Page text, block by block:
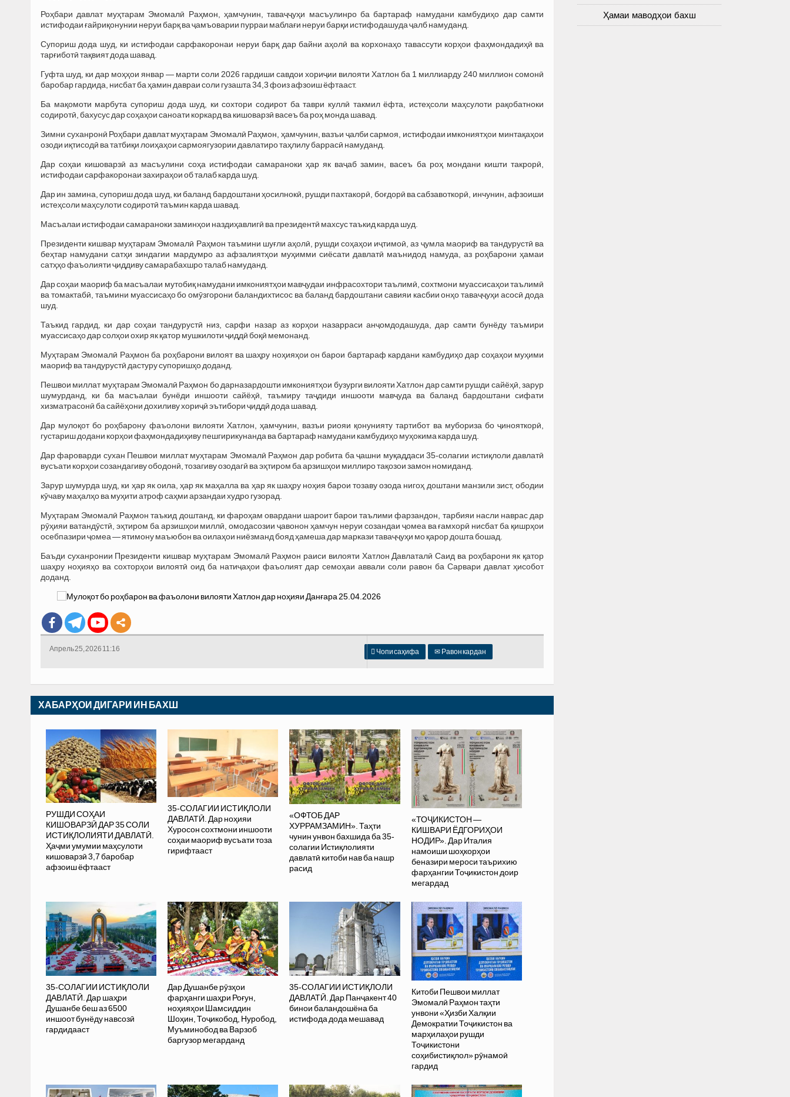
Роҳбари давлат муҳтарам Эмомалӣ Раҳмон, ҳамчунин, таваҷҷуҳи масъулинро ба бартараф намудани камбудиҳо дар самти
истифодаи ғайриқонунии неруи барқ ва ҷамъоварии пурраи маблағи неруи барқи истифодашуда ҷалб намуданд.
Супориш дода шуд, ки истифодаи сарфакоронаи неруи барқ дар байни аҳолӣ ва корхонаҳо тавассути корҳои фаҳмондадиҳӣ ва
тарғиботӣ тақвият дода шавад.
Гуфта шуд, ки дар моҳҳои январ — марти соли 2026 гардиши савдои хориҷии вилояти Хатлон ба 1 миллиарду 240 миллион сомонӣ
баробар гардида, нисбат ба ҳамин давраи соли гузашта 34,3 фоиз афзоиш ёфтааст.
Ба мақомоти марбута супориш дода шуд, ки сохтори содирот ба таври куллӣ такмил ёфта, истеҳсоли маҳсулоти рақобатноки
содиротӣ, бахусус дар соҳаҳои саноати коркард ва кишоварзӣ васеъ ба роҳ монда шавад.
Зимни суханронӣ Роҳбари давлат муҳтарам Эмомалӣ Раҳмон, ҳамчунин, вазъи ҷалби сармоя, истифодаи имкониятҳои минтақаҳои
озоди иқтисодӣ ва татбиқи лоиҳаҳои сармоягузории давлатиро таҳлилу баррасӣ намуданд.
Дар соҳаи кишоварзӣ аз масъулини соҳа истифодаи самараноки ҳар як ваҷаб замин, васеъ ба роҳ мондани кишти такрорӣ,
истифодаи сарфакоронаи захираҳои об талаб карда шуд.
Дар ин замина, супориш дода шуд, ки баланд бардоштани ҳосилнокӣ, рушди пахтакорӣ, боғдорӣ ва сабзавоткорӣ, инчунин, афзоиши
истеҳсоли маҳсулоти содиротӣ таъмин карда шавад.
Масъалаи истифодаи самараноки заминҳои наздиҳавлигӣ ва президентӣ махсус таъкид карда шуд.
Президенти кишвар муҳтарам Эмомалӣ Раҳмон таъмини шуғли аҳолӣ, рушди соҳаҳои иҷтимоӣ, аз ҷумла маориф ва тандурустӣ ва
беҳтар намудани сатҳи зиндагии мардумро аз афзалиятҳои муҳимми сиёсати давлатӣ маънидод намуда, аз роҳбарони ҳамаи
сатҳҳо фаъолияти ҷиддиву самарабахшро талаб намуданд.
Дар соҳаи маориф ба масъалаи мутобиқ намудани имкониятҳои мавҷудаи инфрасохтори таълимӣ, сохтмони муассисаҳои таълимӣ
ва томактабӣ, таъмини муассисаҳо бо омӯзгорони баландихтисос ва баланд бардоштани савияи касбии онҳо таваҷҷуҳи асосӣ дода
шуд.
Таъкид гардид, ки дар соҳаи тандурустӣ низ, сарфи назар аз корҳои назарраси анҷомдодашуда, дар самти бунёду таъмири
муассисаҳо дар солҳои охир як қатор мушкилоти ҷиддӣ боқӣ мемонанд.
Муҳтарам Эмомалӣ Раҳмон ба роҳбарони вилоят ва шаҳру ноҳияҳои он барои бартараф кардани камбудиҳо дар соҳаҳои муҳими
маориф ва тандурустӣ дастуру супоришҳо доданд.
Пешвои миллат муҳтарам Эмомалӣ Раҳмон бо дарназардошти имкониятҳои бузурги вилояти Хатлон дар самти рушди сайёҳӣ, зарур
шумурданд, ки ба масъалаи бунёди иншооти сайёҳӣ, таъмиру таҷдиди иншооти мавҷуда ва баланд бардоштани сифати
хизматрасонӣ ба сайёҳони дохиливу хориҷӣ эътибори ҷиддӣ дода шавад.
Дар мулоқот бо роҳбарону фаъолони вилояти Хатлон, ҳамчунин, вазъи риояи қонунияту тартибот ва мубориза бо ҷинояткорӣ,
густариш додани корҳои фаҳмондадиҳиву пешгирикунанда ва бартараф намудани камбудиҳо муҳокима карда шуд.
Дар фароварди сухан Пешвои миллат муҳтарам Эмомалӣ Раҳмон дар робита ба ҷашни муқаддаси 35-солагии истиқлоли давлатӣ
вусъати корҳои созандагиву ободонӣ, тозагиву озодагӣ ва эҳтиром ба арзишҳои миллиро тақозои замон номиданд.
Зарур шумурда шуд, ки ҳар як оила, ҳар як маҳалла ва ҳар як шаҳру ноҳия барои тозаву озода нигоҳ доштани манзили зист, ободии
кӯчаву маҳалҳо ва муҳити атроф саҳми арзандаи худро гузорад.
Муҳтарам Эмомалӣ Раҳмон таъкид доштанд, ки фароҳам овардани шароит барои таълими фарзандон, тарбияи насли наврас дар
рӯҳияи ватандӯстӣ, эҳтиром ба арзишҳои миллӣ, омодасозии ҷавонон ҳамчун неруи созандаи ҷомеа ва ғамхорӣ нисбат ба қишрҳои
осебпазири ҷомеа — ятимону маъюбон ва оилаҳои ниёзманд бояд ҳамеша дар маркази таваҷҷуҳи мо қарор дошта бошад.
Баъди суханронии Президенти кишвар муҳтарам Эмомалӣ Раҳмон раиси вилояти Хатлон Давлаталӣ Саид ва роҳбарони як қатор
шаҳру ноҳияҳо ва сохторҳои вилоятӣ оид ба натиҷаҳои фаъолият дар семоҳаи аввали соли равон ба Сарвари давлат ҳисобот
доданд.
 Чопи саҳифа ✉ Равон кардан
Апрель 25, 2026 11:16
ХАБАРҲОИ ДИГАРИ ИН БАХШ
РУШДИ СОҲАИ
КИШОВАРЗӢ ДАР 35 СОЛИ
ИСТИҚЛОЛИЯТИ ДАВЛАТӢ.
Ҳаҷми умумии маҳсулоти
кишоварзӣ 3,7 баробар
афзоиш ёфтааст
35-СОЛАГИИ ИСТИҚЛОЛИ
ДАВЛАТӢ. Дар ноҳияи
Хуросон сохтмони иншооти
соҳаи маориф вусъати тоза
гирифтааст
«ОФТОБ ДАР
ХУРРАМЗАМИН». Таҳти
чунин унвон бахшида ба 35-
солагии Истиқлолияти
давлатӣ китоби нав ба нашр
расид
«ТОҶИКИСТОН —
КИШВАРИ ЁДГОРИҲОИ
НОДИР». Дар Италия
намоиши шоҳкорҳои
беназири мероси таърихию
фарҳангии Тоҷикистон доир
мегардад
35-СОЛАГИИ ИСТИҚЛОЛИ
ДАВЛАТӢ. Дар шаҳри
Душанбе беш аз 6500
иншоот бунёду навсозӣ
гардидааст
Дар Душанбе рӯзҳои
фарҳанги шаҳри Роғун,
ноҳияҳои Шамсиддин
Шоҳин, Тоҷикобод, Нуробод,
Муъминобод ва Варзоб
баргузор мегарданд
35-СОЛАГИИ ИСТИҚЛОЛИ
ДАВЛАТӢ. Дар Панҷакент 40
бинои баландошёна ба
истифода дода мешавад
Китоби Пешвои миллат
Эмомалӣ Раҳмон таҳти
унвони «Ҳизби Халқии
Демократии Тоҷикистон ва
марҳилаҳои рушди
Тоҷикистони
соҳибистиқлол» рӯнамоӣ
гардид
Ҳамаи маводҳои бахш